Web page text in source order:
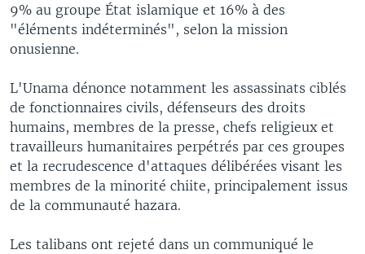
9% au groupe État islamique et 16% à des
"éléments indéterminés", selon la mission
onusienne.
L'Unama dénonce notamment les assassinats ciblés
de fonctionnaires civils, défenseurs des droits
humains, membres de la presse, chefs religieux et
travailleurs humanitaires perpétrés par ces groupes
et la recrudescence d'attaques délibérées visant les
membres de la minorité chiite, principalement issus
de la communauté hazara.
Les talibans ont rejeté dans un communiqué le